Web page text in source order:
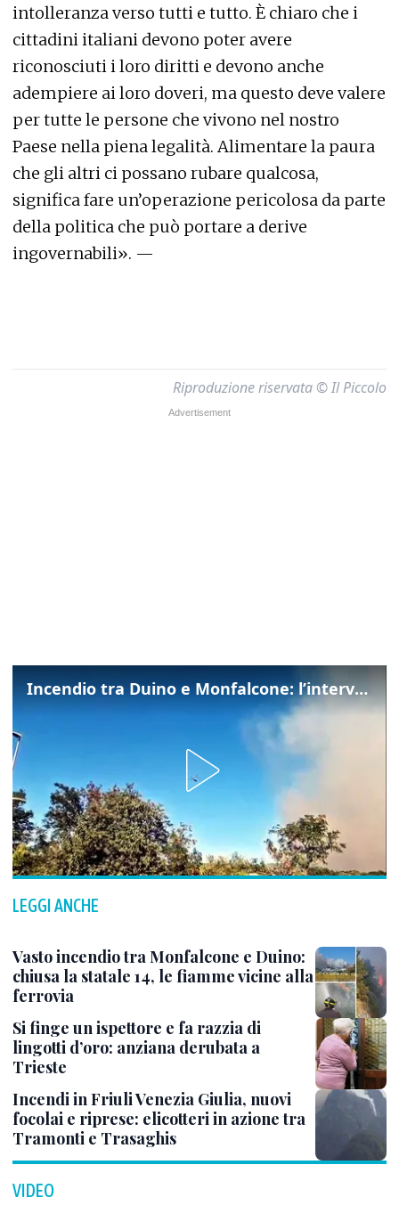
intolleranza verso tutti e tutto. È chiaro che i
cittadini italiani devono poter avere
riconosciuti i loro diritti e devono anche
adempiere ai loro doveri, ma questo deve valere
per tutte le persone che vivono nel nostro
Paese nella piena legalità. Alimentare la paura
che gli altri ci possano rubare qualcosa,
significa fare un’operazione pericolosa da parte
della politica che può portare a derive
ingovernabili». —
Riproduzione riservata © Il Piccolo
Incendio tra Duino e Monfalcone: l’intervento dei vigili del fuoco
LEGGI ANCHE
Vasto incendio tra Monfalcone e Duino:
chiusa la statale 14, le fiamme vicine alla
ferrovia
Si finge un ispettore e fa razzia di
lingotti d’oro: anziana derubata a
Trieste
Incendi in Friuli Venezia Giulia, nuovi
focolai e riprese: elicotteri in azione tra
Tramonti e Trasaghis
VIDEO